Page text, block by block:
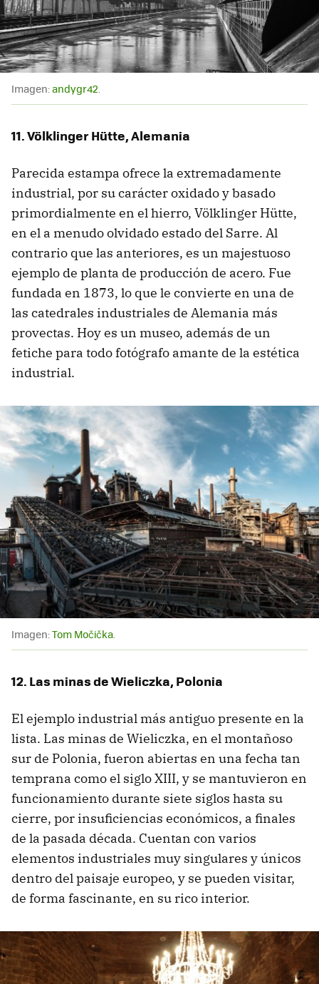
Imagen:andygr42
11. Völklinger Hütte, Alemania
Parecida estampa ofrece la extremadamente
industrial, por su carácter oxidado y basado
primordialmente en el hierro, Völklinger Hütte,
en el a menudo olvidado estado del Sarre. Al
contrario que las anteriores, es un majestuoso
ejemplo de planta de producción de acero. Fue
fundada en 1873, lo que le convierte en una de
las catedrales industriales de Alemania más
provectas. Hoy es un museo, además de un
fetiche para todo fotógrafo amante de la estética
industrial.
Imagen:Tom Močička.
12. Las minas de Wieliczka, Polonia
El ejemplo industrial más antiguo presente en la
lista. Las minas de Wieliczka, en el montañoso
sur de Polonia, fueron abiertas en una fecha tan
temprana como el siglo XIII, y se mantuvieron en
funcionamiento durante siete siglos hasta su
cierre, por insuficiencias económicos, a finales
de la pasada década. Cuentan con varios
elementos industriales muy singulares y únicos
dentro del paisaje europeo, y se pueden visitar,
de forma fascinante, en su rico interior.